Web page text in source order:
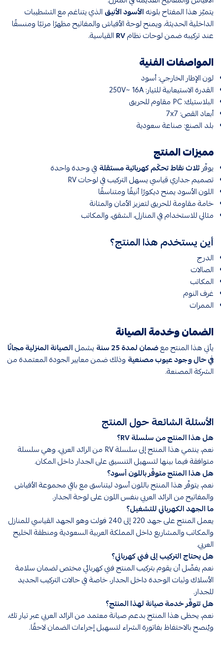
يتميّز هذا المفتاح بلونهالأسود الأنيق الذي يتناغم مع التشطيبات
الداخلية الحديثة، ويمنح لوحة الأفياش والمفاتيح مظهرًا مرتبًا ومنسقًا
عند تركيبه ضمن لوحات نظامRV القياسية.
المواصفات الفنية
لون الإطار الخارجي: أسود
القدرة الاستيعابية للتيار: 250V~ 16A
البلاستيك: PC مقاوم للحريق
أبعاد القص: 7x7
بلد الصنع: صناعة سعودية
مميزات المنتج
يوفّرثلاث نقاط تحكّم كهربائية مستقلة في وحدة واحدة
تصميم جداري قياسي يسهل التركيب في لوحات RV
اللون الأسود يمنح ديكورًا أنيقًا ومتناسقًا
خامة مقاومة للحريق لتعزيز الأمان والمتانة
مثالي للاستخدام في المنازل، الشقق، والمكاتب
أين يستخدم هذا المنتج؟
الدرج
الصالات
المكاتب
غرف النوم
الممرات
الضمان وخدمة الصيانة
يأتي هذا المنتج معضمان لمدة 25 سنة يشملالصيانة المنزلية مجانًا
في حال وجود عيوب مصنعية وذلك ضمن معايير الجودة المعتمدة من
الشركة المصنعة.
الأسئلة الشائعة حول المنتج
هل هذا المنتج من سلسلة RV؟
نعم، ينتمي هذا المنتج إلى سلسلة RV من الرائد العربي، وهي سلسلة
متوافقة فيما بينها لتسهيل التنسيق على الجدار داخل المكان.
هل هذا المنتج متوفّر باللون أسود؟
نعم، يتوفّر هذا المنتج باللون أسود ليتناسق مع باقي مجموعة الأفياش
والمفاتيح من الرائد العربي بنفس اللون على لوحة الجدار.
ما الجهد الكهربائي للتشغيل؟
يعمل المنتج على جهد 220 إلى 240 فولت وهو الجهد القياسي للمنازل
والمكاتب والمشاريع داخل المملكة العربية السعودية ومنطقة الخليج
العربي.
هل يحتاج التركيب إلى فني كهربائي؟
نعم يفضّل أن يقوم بتركيب المنتج فني كهربائي مختص لضمان سلامة
الأسلاك وثبات الوحدة داخل الجدار، خاصة في حالات التركيب الجديد
للجدار.
هل تتوفّر خدمة صيانة لهذا المنتج؟
نعم، يحظى هذا المنتج بدعم صيانة معتمد من الرائد العربي عبر تيار تك،
ويُنصح بالاحتفاظ بفاتورة الشراء لتسهيل إجراءات الضمان لاحقًا.